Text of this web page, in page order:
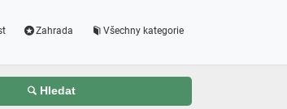
Zahrada Všechny kategorie
Hledat